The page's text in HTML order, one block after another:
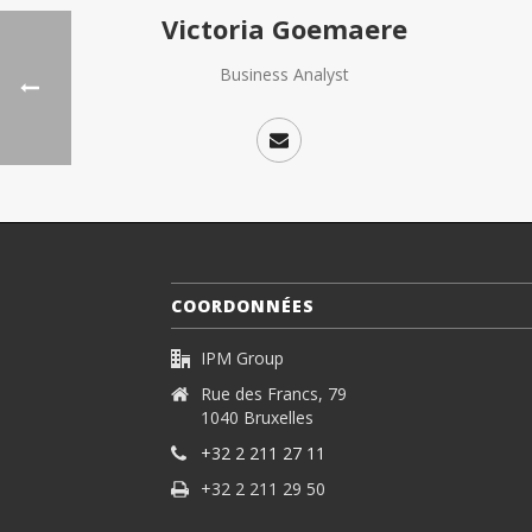
Victoria Goemaere
Business Analyst
COORDONNÉES
IPM Group
Rue des Francs, 79
1040 Bruxelles
+32 2 211 27 11
+32 2 211 29 50